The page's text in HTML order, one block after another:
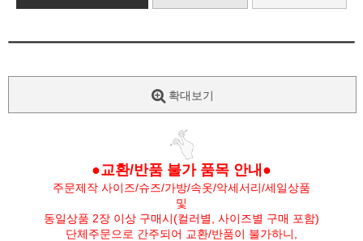
확대보기
●교환/반품 불가 품목 안내●
주문제작 사이즈/슈즈/가방/속옷/악세서리/세일상품
및
동일상품 2장 이상 구매시(컬러별, 사이즈별 구매 포함)
단체주문으로 간주되어 교환/반품이 불가하니,